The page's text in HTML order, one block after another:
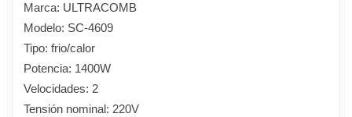
Marca: ULTRACOMB
Modelo: SC-4609
Tipo: frio/calor
Potencia: 1400W
Velocidades: 2
Tensión nominal: 220V